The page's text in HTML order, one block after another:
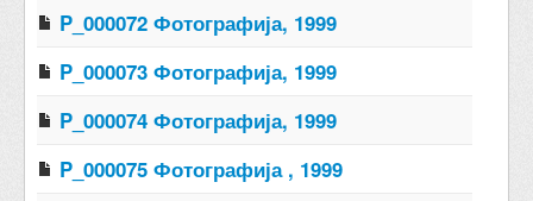
P_000072 Фотографија, 1999
P_000073 Фотографија, 1999
P_000074 Фотографија, 1999
P_000075 Фотографија , 1999